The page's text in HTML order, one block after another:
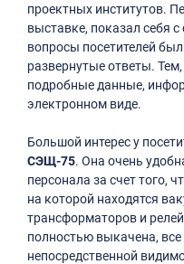
проектных институтов.
выставке, показал себя
вопросы посетителей
развернутые ответы.
подробные данные,
электронном виде.
Большой интерес у
СЭЩ-75. Она очень
персонала за счет того,
на которой находятся
трансформаторов и
полностью выкачена,
непосредственной